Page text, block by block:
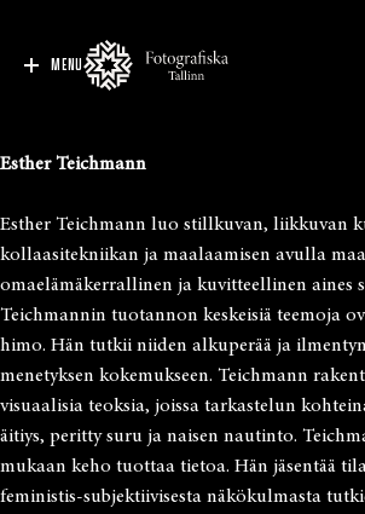
MENU
Esther Teichmann
Esther Teichmann luo stillkuvan, liikkuvan
kollaasitekniikan ja maalaamisen avulla
omaelämäkerrallinen ja kuvitteellinen aines
Teichmannin tuotannon keskeisiä teemoja
himo. Hän tutkii niiden alkuperää ja
menetyksen kokemukseen. Teichmann
visuaalisia teoksia, joissa tarkastelun
äitiys, peritty suru ja naisen nautinto.
mukaan keho tuottaa tietoa. Hän jäsentää
feministis-subjektiivisesta näkökulmasta